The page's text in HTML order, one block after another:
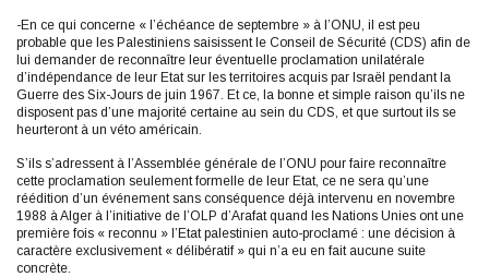
-En ce qui concerne « l’échéance de septembre » à l’ONU, il est peu
probable que les Palestiniens saisissent le Conseil de Sécurité (CDS) afin de
lui demander de reconnaître leur éventuelle proclamation unilatérale
d’indépendance de leur Etat sur les territoires acquis par Israël pendant la
Guerre des Six-Jours de juin 1967. Et ce, la bonne et simple raison qu’ils ne
disposent pas d’une majorité certaine au sein du CDS, et que surtout ils se
heurteront à un véto américain.
S’ils s’adressent à l’Assemblée générale de l’ONU pour faire reconnaître
cette proclamation seulement formelle de leur Etat, ce ne sera qu’une
réédition d’un événement sans conséquence déjà intervenu en novembre
1988 à Alger à l’initiative de l’OLP d’Arafat quand les Nations Unies ont une
première fois « reconnu » l’Etat palestinien auto-proclamé : une décision à
caractère exclusivement « délibératif » qui n’a eu en fait aucune suite
concrète.